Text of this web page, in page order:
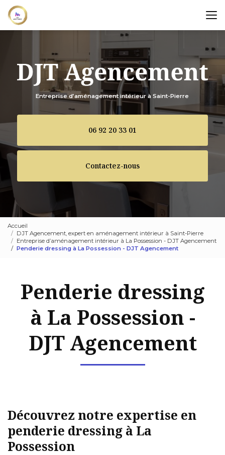
Aller
au
contenu
principal
Entreprise d’aménagement intérieur à Saint-Pierre
06 92 20 33 01
Contactez-nous
Accueil
DJT Agencement, expert en aménagement intérieur à Saint-Pierre
Entreprise d’aménagement intérieur à La Possession - DJT Agencement
Penderie dressing à La Possession - DJT Agencement
Penderie dressing
à La Possession -
DJT Agencement
Découvrez notre expertise en
penderie dressing à La
Possession